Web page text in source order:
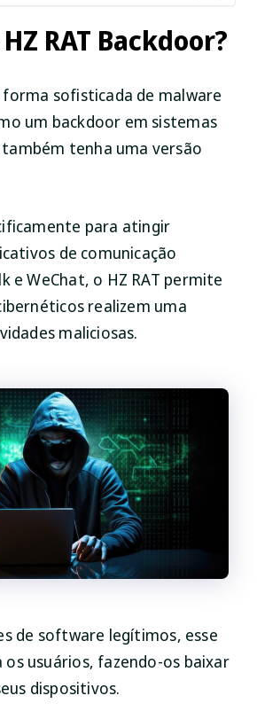
RAT Backdoor?
forma sofisticada de malware
um backdoor em sistemas
tenha uma versão
para atingir
de comunicação
e WeChat, o HZ RAT permite
realizem uma
maliciosas.
de software legítimos, esse
os usuários, fazendo-os baixar
dispositivos.